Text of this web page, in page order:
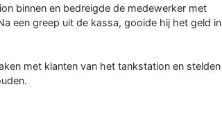
binnen en bedreigde de medewerker met
een greep uit de kassa, gooide hij het geld in
met klanten van het tankstation en stelden